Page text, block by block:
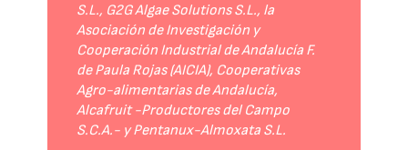
S.L., G2G Algae Solutions S.L., la
Asociación de Investigación y
Cooperación Industrial de Andalucía F.
de Paula Rojas (AICIA), Cooperativas
Agro-alimentarias de Andalucía,
Alcafruit -Productores del Campo
S.C.A.- y Pentanux-Almoxata S.L.